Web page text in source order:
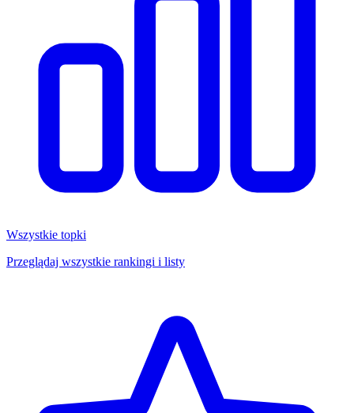
Wszystkie topki
Przeglądaj wszystkie rankingi i listy